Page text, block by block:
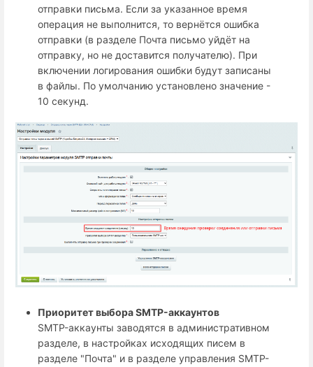
отправки письма. Если за указанное время
операция не выполнится, то вернётся ошибка
отправки (в разделе Почта письмо уйдёт на
отправку, но не доставится получателю). При
включении логирования ошибки будут записаны
в файлы. По умолчанию установлено значение -
10 секунд.
Приоритет выбора SMTP-аккаунтов
SMTP-аккаунты заводятся в административном
разделе, в настройках исходящих писем в
разделе "Почта" и в разделе управления SMTP-